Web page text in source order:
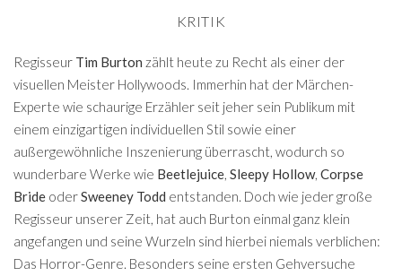
KRITIK
Regisseur Tim Burton zählt heute zu Recht als einer der
visuellen Meister Hollywoods. Immerhin hat der Märchen-
Experte wie schaurige Erzähler seit jeher sein Publikum mit
einem einzigartigen individuellen Stil sowie einer
außergewöhnliche Inszenierung überrascht, wodurch so
wunderbare Werke wie Beetlejuice Sleepy Hollow, Corpse
Bride oderSweeney Todd entstanden. Doch wie jeder große
Regisseur unserer Zeit, hat auch Burton einmal ganz klein
angefangen und seine Wurzeln sind hierbei niemals verblichen:
Das Horror-Genre. Besonders seine ersten Gehversuche